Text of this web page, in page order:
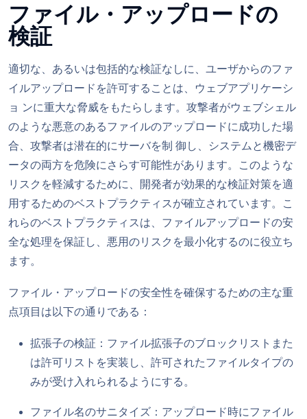
ファイル・アップロードの
検証
適切な、あるいは包括的な検証なしに、ユーザからのファ
イルアップロードを許可することは、ウェブアプリケーシ
ョ ンに重大な脅威をもたらします。攻撃者がウェブシェル
のような悪意のあるファイルのアップロードに成功した場
合、攻撃者は潜在的にサーバを制 御し、システムと機密デ
ータの両方を危険にさらす可能性があります。このような
リスクを軽減するために、開発者が効果的な検証対策を適
用するためのベストプラクティスが確立されています。こ
れらのベストプラクティスは、ファイルアップロードの安
全な処理を保証し、悪用のリスクを最小化するのに役立ち
ます。
ファイル・アップロードの安全性を確保するための主な重
点項目は以下の通りである：
拡張子の検証：ファイル拡張子のブロックリストまた
は許可リストを実装し、許可されたファイルタイプの
みが受け入れられるようにする。
ファイル名のサニタイズ：アップロード時にファイル